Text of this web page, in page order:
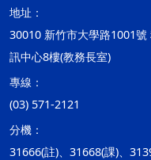
地址：
30010 新竹市大學路1001
訊中心8樓(教務長室)
專線：
(03) 571-2121
分機：
31666(註)、31668(課)、